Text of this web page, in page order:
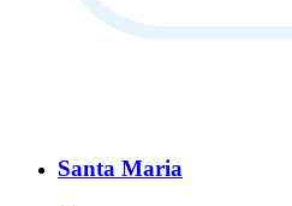
Santa Maria